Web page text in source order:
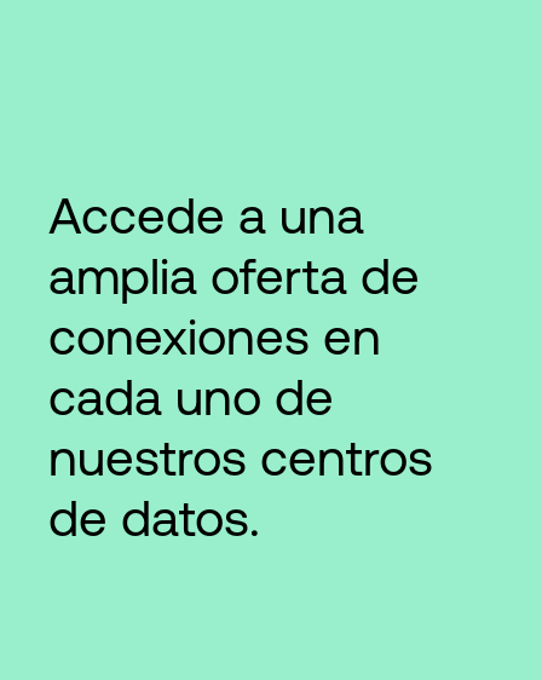
Accede a una
amplia oferta de
conexiones en
cada uno de
nuestros centros
de datos.